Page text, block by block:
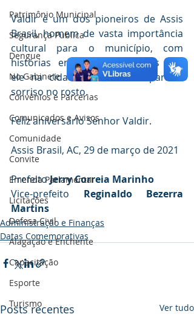
Patrimônio Municipal
Segurança Publica
Dengue
No Gabinete
Convênios e Parcerias
Comunicados e Avisos
Comunidade
Convite
Emenda Parlamentar
Licitações
Defesa Civil
Alagação e Enchente
Capacitação
Esporte
Turismo
Valdir é um dos pioneiros de Assis
Brasil, homem de vasta importância
cultural para o município, com
histórias encantadoras vividas por
ele na cidade e seu incomparável
sorriso no rosto.
Feliz aniversário Senhor Valdir.
Assis Brasil, AC, 29 de março de 2021
Prefeito Jerry Correia Marinho
Vice-prefeito Reginaldo Bezerra
Martins
Administração e Finanças
Datas Comemorativas
Posts recentes Ver tudo